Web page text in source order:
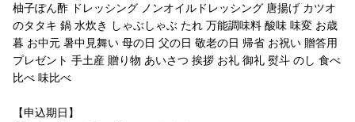
柚子ぽん酢 ドレッシング ノンオイルドレッシング 唐揚げ カツオ
のタタキ 鍋 水炊き しゃぶしゃぶ たれ 万能調味料 酸味 味変 お歳
暮 お中元 暑中見舞い 母の日 父の日 敬老の日 帰省 お祝い 贈答用
プレゼント 手土産 贈り物 あいさつ 挨拶 お礼 御礼 熨斗 のし 食べ
比べ 味比べ
【申込期日】